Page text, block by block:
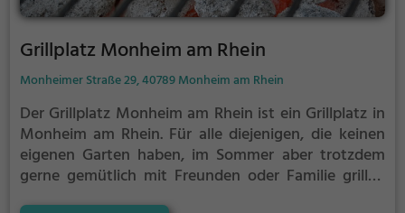
Grillplatz Monheim am Rhein
Monheimer Straße 29, 40789 Monheim am Rhein
Der Grillplatz Monheim am Rhein ist ein Grillplatz in
Monheim am Rhein. Für alle diejenigen, die keinen
eigenen Garten haben, im Sommer aber trotzdem
gerne gemütlich mit Freunden oder Familie grillen